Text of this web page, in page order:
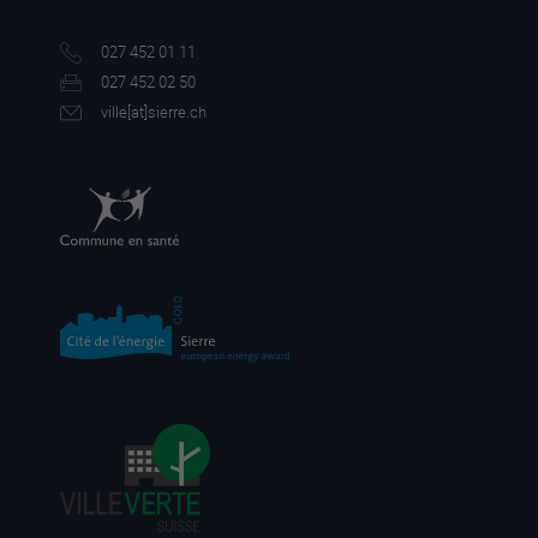
027 452 01 11
027 452 02 50
ville[at]sierre.ch